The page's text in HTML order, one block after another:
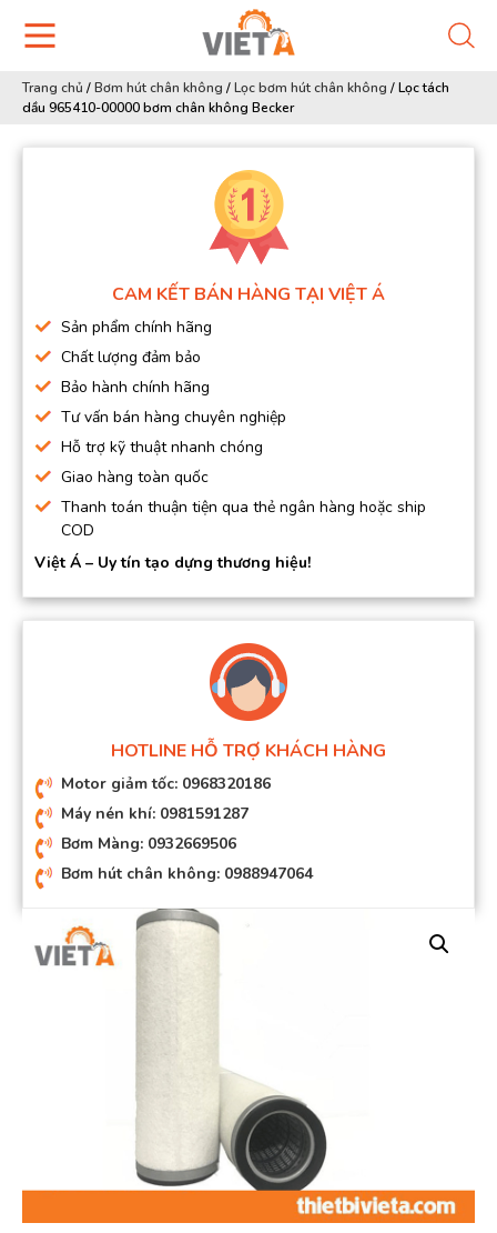
Trang chủ /Bơm hút chân không /Lọc bơm hút chân không /Lọc tách
dầu 965410-00000 bơm chân không Becker
CAM KẾT BÁN HÀNG TẠI VIỆT Á
Sản phẩm chính hãng
Chất lượng đảm bảo
Bảo hành chính hãng
Tư vấn bán hàng chuyên nghiệp
Hỗ trợ kỹ thuật nhanh chóng
Giao hàng toàn quốc
Thanh toán thuận tiện qua thẻ ngân hàng hoặc ship
COD
Việt Á – Uy tín tạo dựng thương hiệu!
HOTLINE HỖ TRỢ KHÁCH HÀNG
Motor giảm tốc: 0968320186
Máy nén khí: 0981591287
Bơm Màng: 0932669506
Bơm hút chân không: 0988947064